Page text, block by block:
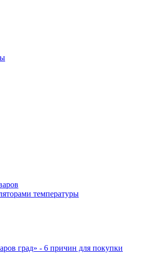
температуры
град» - 6 причин для покупки